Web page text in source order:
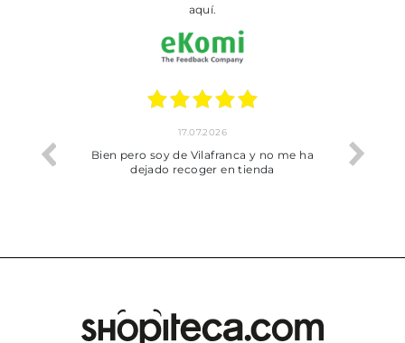
aquí.
trobat
17.07.2026
Bien pero soy de Vilafranca y no me ha
dejado recoger en tienda